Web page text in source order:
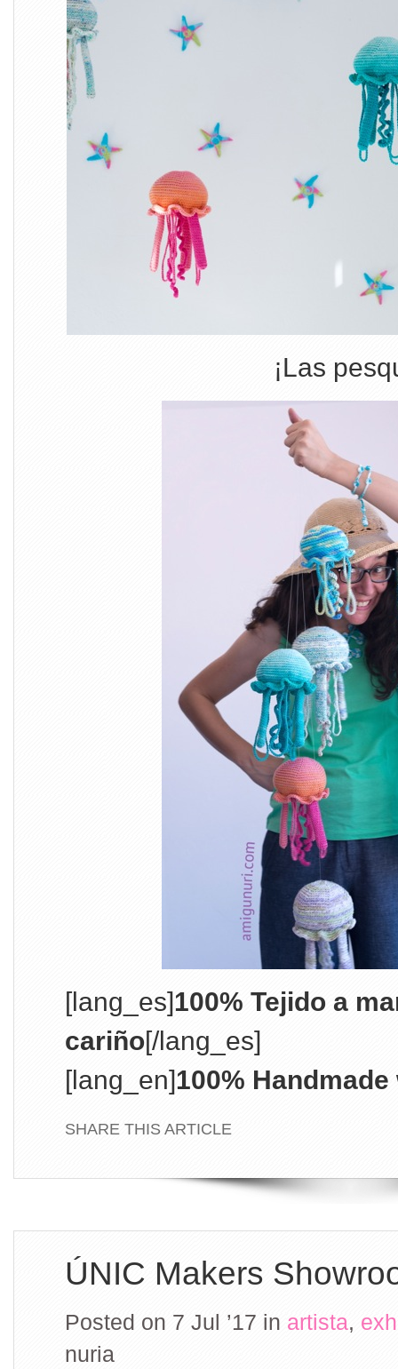
¡Las
[lang_es]100% Tejido a
cariño[/lang_es]
[lang_en]100%
SHARE THIS ARTICLE
ÚNIC Makers
Posted on 7 Jul ’17 in artista,
nuria